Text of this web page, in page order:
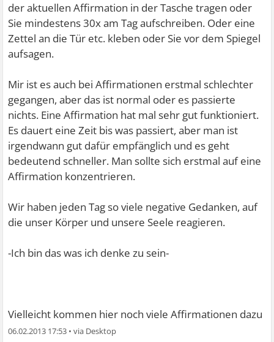
der aktuellen Affirmation in der Tasche tragen oder
Sie mindestens 30x am Tag aufschreiben. Oder eine
Zettel an die Tür etc. kleben oder Sie vor dem Spiegel
aufsagen.
Mir ist es auch bei Affirmationen erstmal schlechter
gegangen, aber das ist normal oder es passierte
nichts. Eine Affirmation hat mal sehr gut funktioniert.
Es dauert eine Zeit bis was passiert, aber man ist
irgendwann gut dafür empfänglich und es geht
bedeutend schneller. Man sollte sich erstmal auf eine
Affirmation konzentrieren.
Wir haben jeden Tag so viele negative Gedanken, auf
die unser Körper und unsere Seele reagieren.
-Ich bin das was ich denke zu sein-
Vielleicht kommen hier noch viele Affirmationen dazu
06.02.2013 17:53 •